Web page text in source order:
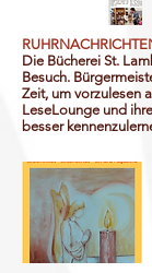
Die Bücherei St.
Besuch.
Zeit, um vorzulesen
LeseLounge und
besser